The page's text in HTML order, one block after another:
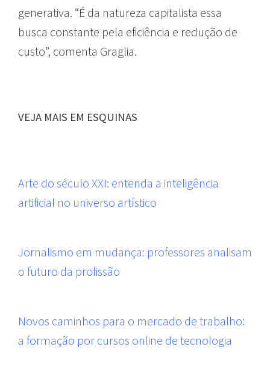
generativa. “É da natureza capitalista essa
busca constante pela eficiência e redução de
custo”, comenta Graglia.
VEJA MAIS EM ESQUINAS
Arte do século XXI: entenda a inteligência
artificial no universo artístico
Jornalismo em mudança: professores analisam
o futuro da profissão
Novos caminhos para o mercado de trabalho:
a formação por cursos online de tecnologia